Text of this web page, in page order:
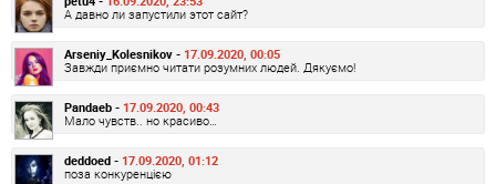
А давно ли запустили этот сайт?
Arseniy_Kolesnikov - 17.09.2020, 00:05
Завжди приємно читати розумних людей. Дякуємо!
Pandaeb - 17.09.2020, 00:43
Мало чувств.. но красиво…
deddoed - 17.09.2020, 01:12
поза конкуренцією